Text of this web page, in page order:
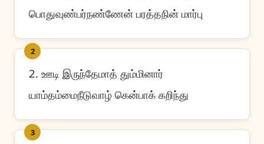
பொதுவுண்பர்நண்ணேன் பரத்தநின் மார்பு
2
2. ஊடி இருந்தேமாத் தும்மினார்
யாம்தம்மைநீடுவாழ் கென்பாக் கறிந்து
3